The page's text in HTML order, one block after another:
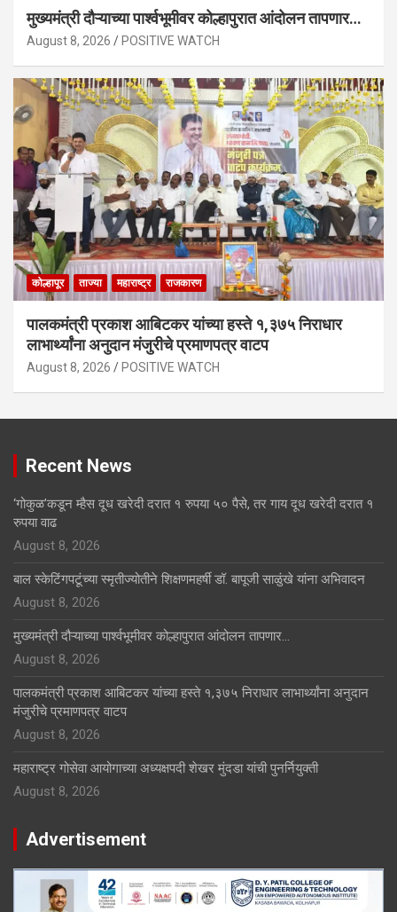
मुख्यमंत्री दौऱ्याच्या पार्श्वभूमीवर कोल्हापुरात आंदोलन तापणार…
August 8, 2026 POSITIVE WATCH
कोल्हापूर ताज्या महाराष्ट्र राजकारण
पालकमंत्री प्रकाश आबिटकर यांच्या हस्ते १,३७५ निराधार
लाभार्थ्यांना अनुदान मंजुरीचे प्रमाणपत्र वाटप
August 8, 2026 POSITIVE WATCH
Recent News
‘गोकुळ’कडून म्हैस दूध खरेदी दरात १ रुपया ५० पैसे, तर गाय दूध खरेदी दरात १
रुपया वाढ
August 8, 2026
बाल स्केटिंगपटूंच्या स्मृतीज्योतीने शिक्षणमहर्षी डॉ. बापूजी साळुंखे यांना अभिवादन
August 8, 2026
मुख्यमंत्री दौऱ्याच्या पार्श्वभूमीवर कोल्हापुरात आंदोलन तापणार…
August 8, 2026
पालकमंत्री प्रकाश आबिटकर यांच्या हस्ते १,३७५ निराधार लाभार्थ्यांना अनुदान
मंजुरीचे प्रमाणपत्र वाटप
August 8, 2026
महाराष्ट्र गोसेवा आयोगाच्या अध्यक्षपदी शेखर मुंदडा यांची पुनर्नियुक्ती
August 8, 2026
Advertisement